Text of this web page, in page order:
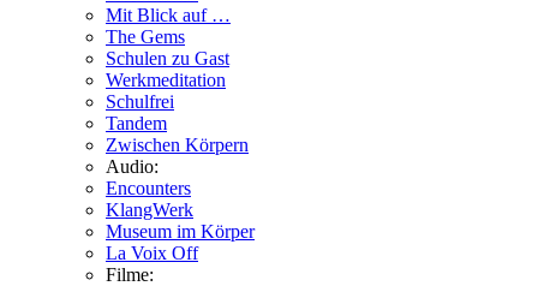
Mit Blick auf …
The Gems
Schulen zu Gast
Werkmeditation
Schulfrei
Tandem
Zwischen Körpern
Audio:
Encounters
KlangWerk
Museum im Körper
La Voix Off
Filme: